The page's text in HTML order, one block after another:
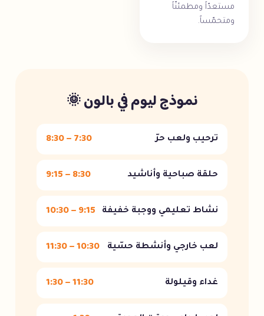
مستعدّاً ومطمئنّاً
ومتحمّساً.
نموذج ليوم في بالون 🌞
ترحيب ولعب حرّ 7:30 – 8:30
حلقة صباحية وأناشيد 8:30 – 9:15
نشاط تعليمي ووجبة خفيفة 9:15 – 10:30
لعب خارجي وأنشطة حسّية 10:30 – 11:30
غداء وقيلولة 11:30 – 1:30